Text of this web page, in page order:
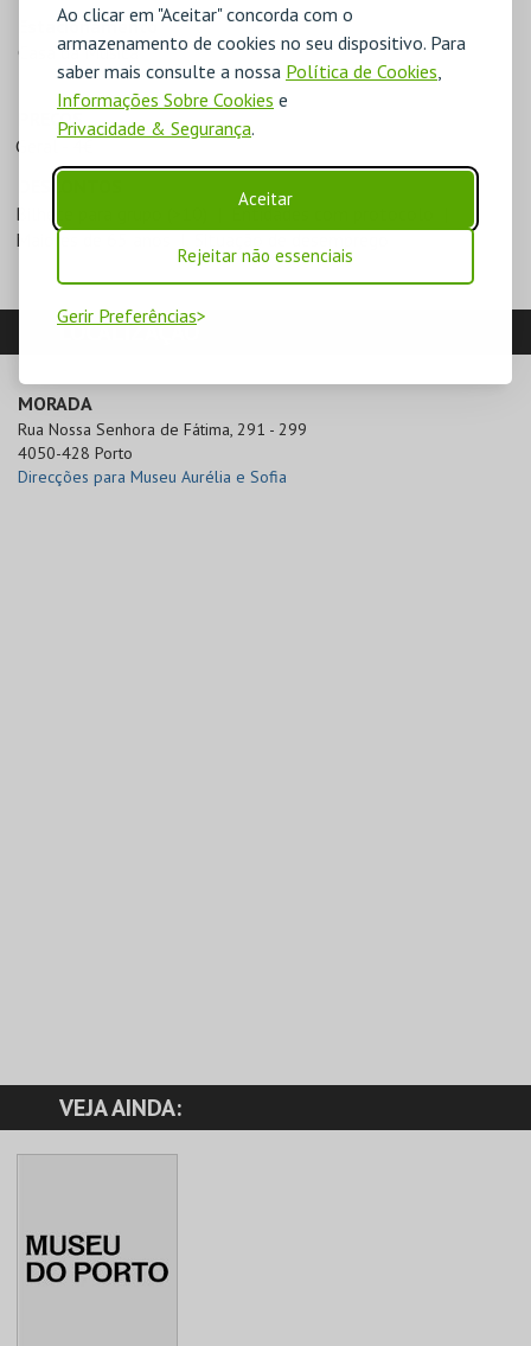
Ao clicar em "Aceitar" concorda com o
armazenamento de cookies no seu dispositivo. Para
saber mais consulte a nossa Política de Cookies
Informações Sobre Cookies e
Privacidade & Segurança.
Aceitar
Rejeitar não essenciais
Gerir Preferências
Estacionamento
Casa da Música
PREÇOS
Geral - 4€
Bilhete para grupo (>10)
Entidades com protocolo
Maiores de 65 anos
LOCALIZAÇÃO
MORADA
Rua Nossa Senhora de Fátima, 291 - 299
4050-428 Porto
Direcções para Museu Aurélia e Sofia
VEJA AINDA: